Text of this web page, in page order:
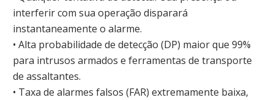
interferir com sua operação disparará
instantaneamente o alarme.
• Alta probabilidade de detecção (DP) maior que 99%
para intrusos armados e ferramentas de transporte
de assaltantes.
• Taxa de alarmes falsos (FAR) extremamente baixa,